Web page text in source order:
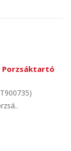
Porzsáktartó